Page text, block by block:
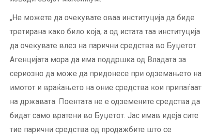
„Не можете да очекувате оваа институција да биде
третирана како било која, а од истата таа институција
да очекувате влез на парични средства во Буџетот.
Агенцијата мора да има поддршка од Владата за
сериозно да може да придонесе при одземањето на
имотот и враќањето на оние средства кои припаѓаат
на државата. Поентата не е одземените средства да
бидат само вратени во Буџетот. Јас имав идеја сите
тие парични средства од продажбите што се